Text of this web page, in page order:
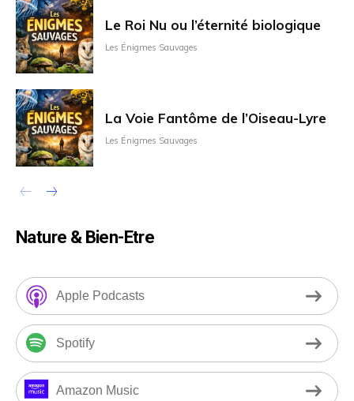
Le Roi Nu ou l’éternité biologique
Les Énigmes Sauvages
La Voie Fantôme de l’Oiseau-Lyre
Les Énigmes Sauvages
Nature & Bien-Etre
Apple Podcasts
Spotify
Amazon Music